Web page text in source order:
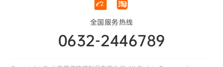
全国服务热线
0632-2446789